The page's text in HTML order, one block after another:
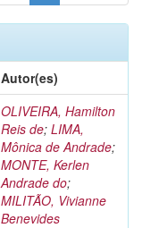
Autor(es)
OLIVEIRA, Hamilton
Reis de; LIMA,
Mônica de Andrade;
MONTE, Kerlen
Andrade do;
MILITÃO, Vivianne
Benevides